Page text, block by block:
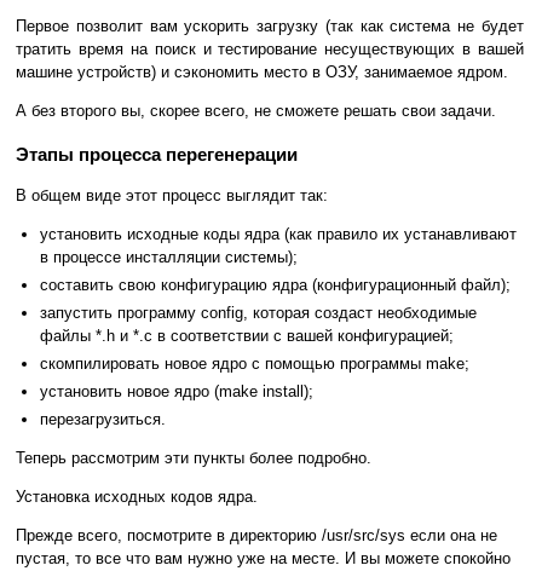
Первое позволит вам ускорить загрузку (так как система не будет
тратить время на поиск и тестирование несуществующих в вашей
машине устройств) и сэкономить место в ОЗУ, занимаемое ядром.
А без второго вы, скорее всего, не сможете решать свои задачи.
Этапы процесса перегенерации
В общем виде этот процесс выглядит так:
установить исходные коды ядра (как правило их устанавливают
в процессе инсталляции системы);
составить свою конфигурацию ядра (конфигурационный файл);
запустить программу config, которая создаст необходимые
файлы *.h и *.c в соответствии с вашей конфигурацией;
скомпилировать новое ядро с помощью программы make;
установить новое ядро (make install);
перезагрузиться.
Теперь рассмотрим эти пункты более подробно.
Установка исходных кодов ядра.
Прежде всего, посмотрите в директорию /usr/src/sys если она не
пустая, то все что вам нужно уже на месте. И вы можете спокойно